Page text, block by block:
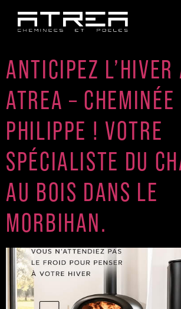
ANTICIPEZ L’HIVER
ATREA – CHEMINÉE
PHILIPPE ! VOTRE
SPÉCIALISTE DU
AU BOIS DANS LE
MORBIHAN.